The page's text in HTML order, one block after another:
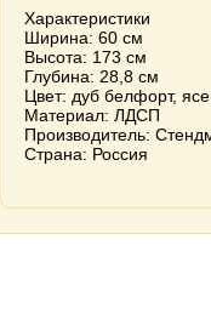
Характеристики
Ширина: 60 см
Высота: 173 см
Глубина: 28,8 см
Цвет: дуб белфорт,
Материал: ЛДСП
Производитель:
Страна: Россия